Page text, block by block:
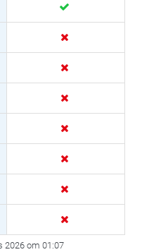
2026 om 01:07